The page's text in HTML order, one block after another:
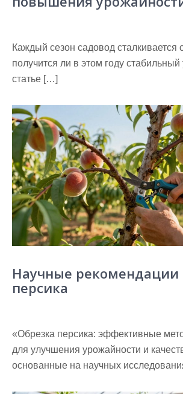
Каждый сезон садовод сталкивается
получится ли в этом году
статье […]
Научные рекомендации
персика
«Обрезка персика: эффективные
для улучшения урожайности и
основанные на научных